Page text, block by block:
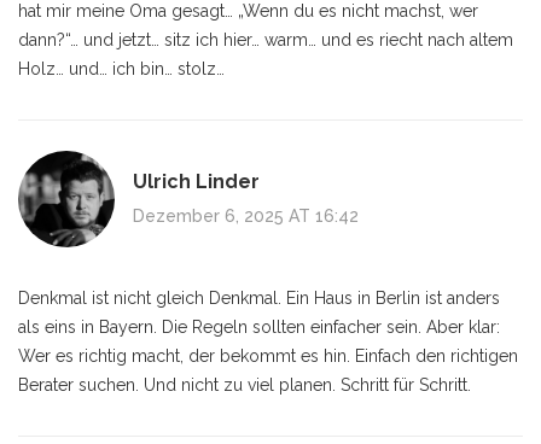
hat mir meine Oma gesagt… „Wenn du es nicht machst, wer
dann?“… und jetzt… sitz ich hier… warm… und es riecht nach altem
Holz… und… ich bin… stolz…
Ulrich Linder
Dezember 6, 2025 AT 16:42
Denkmal ist nicht gleich Denkmal. Ein Haus in Berlin ist anders
als eins in Bayern. Die Regeln sollten einfacher sein. Aber klar:
Wer es richtig macht, der bekommt es hin. Einfach den richtigen
Berater suchen. Und nicht zu viel planen. Schritt für Schritt.